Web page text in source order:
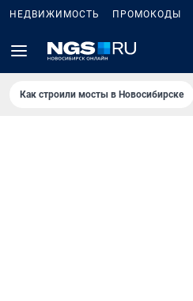
НЕДВИЖИМОСТЬ ПРОМОКОДЫ
Как строили мосты в Новосибирске